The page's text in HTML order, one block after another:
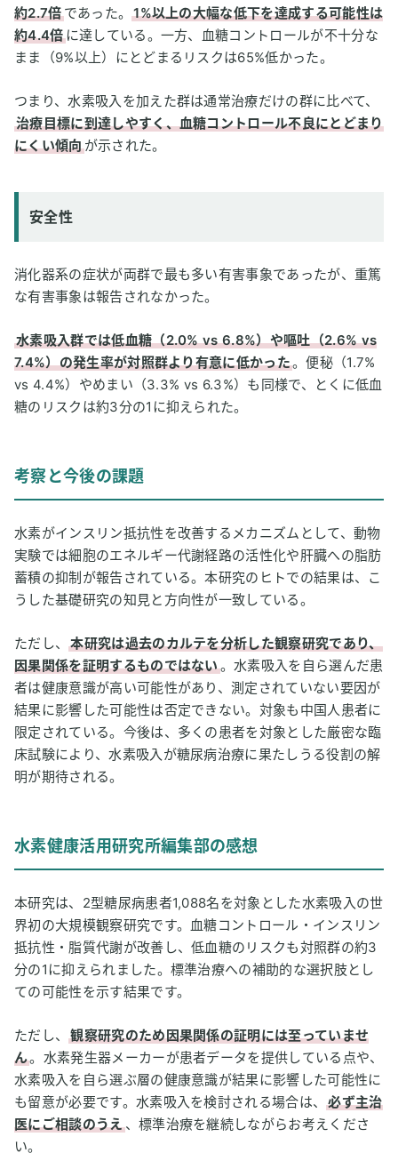
約2.7倍であった。1%以上の大幅な低下を達成する可能性は
約4.4倍に達している。一方、血糖コントロールが不十分な
まま（9%以上）にとどまるリスクは65%低かった。
つまり、水素吸入を加えた群は通常治療だけの群に比べて、
治療目標に到達しやすく、血糖コントロール不良にとどまり
にくい傾向が示された。
安全性
消化器系の症状が両群で最も多い有害事象であったが、重篤
な有害事象は報告されなかった。
水素吸入群では低血糖（2.0% vs 6.8%）や嘔吐（2.6% vs
7.4%）の発生率が対照群より有意に低かった。便秘（1.7%
vs 4.4%）やめまい（3.3% vs 6.3%）も同様で、とくに低血
糖のリスクは約3分の1に抑えられた。
考察と今後の課題
水素がインスリン抵抗性を改善するメカニズムとして、動物
実験では細胞のエネルギー代謝経路の活性化や肝臓への脂肪
蓄積の抑制が報告されている。本研究のヒトでの結果は、こ
うした基礎研究の知見と方向性が一致している。
ただし、本研究は過去のカルテを分析した観察研究であり、
因果関係を証明するものではない。水素吸入を自ら選んだ患
者は健康意識が高い可能性があり、測定されていない要因が
結果に影響した可能性は否定できない。対象も中国人患者に
限定されている。今後は、多くの患者を対象とした厳密な臨
床試験により、水素吸入が糖尿病治療に果たしうる役割の解
明が期待される。
水素健康活用研究所編集部の感想
本研究は、2型糖尿病患者1,088名を対象とした水素吸入の世
界初の大規模観察研究です。血糖コントロール・インスリン
抵抗性・脂質代謝が改善し、低血糖のリスクも対照群の約3
分の1に抑えられました。標準治療への補助的な選択肢とし
ての可能性を示す結果です。
ただし、観察研究のため因果関係の証明には至っていませ
ん。水素発生器メーカーが患者データを提供している点や、
水素吸入を自ら選ぶ層の健康意識が結果に影響した可能性に
も留意が必要です。水素吸入を検討される場合は、必ず主治
医にご相談のうえ、標準治療を継続しながらお考えくださ
い。